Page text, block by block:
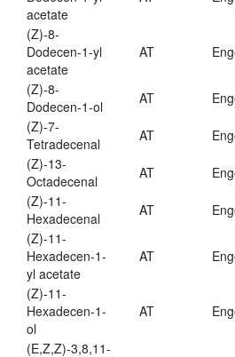
acetate
(Z)-8-
Dodecen-1-yl
acetate
AT
(Z)-8-
Dodecen-1-ol
AT
(Z)-7-
Tetradecenal
AT
(Z)-13-
Octadecenal
AT
(Z)-11-
Hexadecenal
AT
(Z)-11-
Hexadecen-1-
yl acetate
AT
(Z)-11-
Hexadecen-1-
ol
AT
(E,Z,Z)-3,8,11-